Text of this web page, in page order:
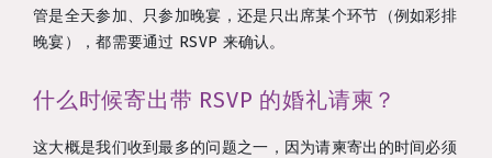
管是全天参加、只参加晚宴，还是只出席某个环节（例如彩排
晚宴），都需要通过 RSVP 来确认。
什么时候寄出带 RSVP 的婚礼请柬？
这大概是我们收到最多的问题之一，因为请柬寄出的时间必须